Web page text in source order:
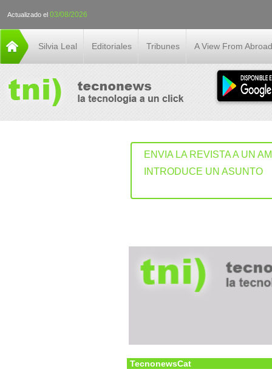
Actualizado el 03/08/2026
Silvia Leal Editoriales Tribunes A View From Abroad
ENVIA LA REVISTA A UN
INTRODUCE UN ASUNTO
TecnonewsCat